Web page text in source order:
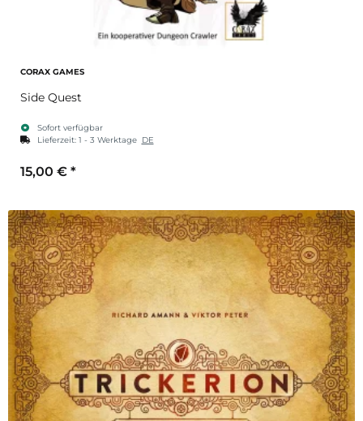
CORAX GAMES
Side Quest
Sofort verfügbar
Lieferzeit: 1 - 3 Werktage DE
15,00 € *